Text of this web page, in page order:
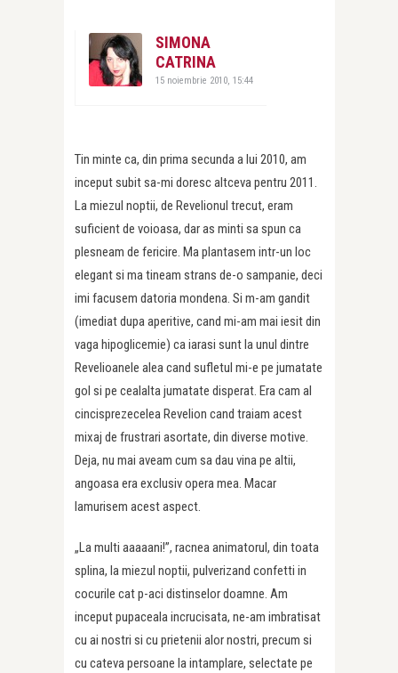
SIMONA
CATRINA
15 noiembrie 2010, 15:44
Tin minte ca, din prima secunda a lui 2010, am
inceput subit sa-mi doresc altceva pentru 2011.
La miezul noptii, de Revelionul trecut, eram
suficient de voioasa, dar as minti sa spun ca
plesneam de fericire. Ma plantasem intr-un loc
elegant si ma tineam strans de-o sampanie, deci
imi facusem datoria mondena. Si m-am gandit
(imediat dupa aperitive, cand mi-am mai iesit din
vaga hipoglicemie) ca iarasi sunt la unul dintre
Revelioanele alea cand sufletul mi-e pe jumatate
gol si pe cealalta jumatate disperat. Era cam al
cincisprezecelea Revelion cand traiam acest
mixaj de frustrari asortate, din diverse motive.
Deja, nu mai aveam cum sa dau vina pe altii,
angoasa era exclusiv opera mea. Macar
lamurisem acest aspect.
„La multi aaaaani!”, racnea animatorul, din toata
splina, la miezul noptii, pulverizand confetti in
cocurile cat p-aci distinselor doamne. Am
inceput pupaceala incrucisata, ne-am imbratisat
cu ai nostri si cu prietenii alor nostri, precum si
cu cateva persoane la intamplare, selectate pe